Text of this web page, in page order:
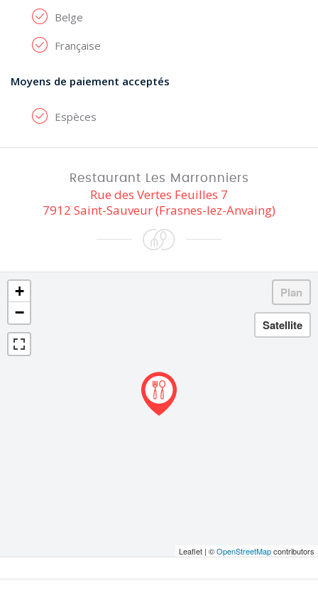
Belge
Française
Moyens de paiement acceptés
Espèces
Restaurant Les Marronniers
Rue des Vertes Feuilles 7
7912 Saint-Sauveur (Frasnes-lez-Anvaing)
+
−
Leaflet | ©OpenStreetMapcontributors